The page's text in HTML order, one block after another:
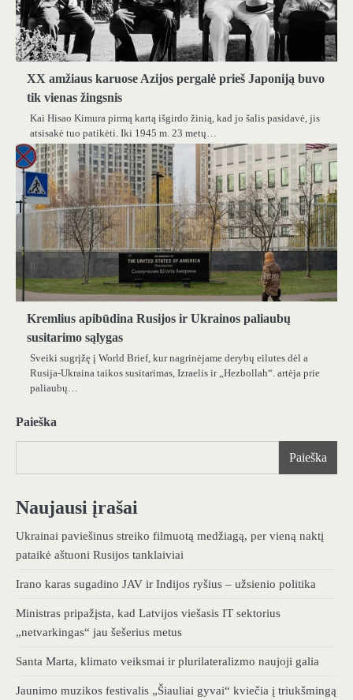
XX amžiaus karuose Azijos pergalė prieš Japoniją buvo
tik vienas žingsnis
Kai Hisao Kimura pirmą kartą išgirdo žinią, kad jo šalis pasidavė, jis
atsisakė tuo patikėti. Iki 1945 m. 23 metų…
Kremlius apibūdina Rusijos ir Ukrainos paliaubų
susitarimo sąlygas
Sveiki sugrįžę į World Brief, kur nagrinėjame derybų eilutes dėl a
Rusija-Ukraina taikos susitarimas, Izraelis ir „Hezbollah“. artėja prie
paliaubų…
Paieška
Paieška
Naujausi įrašai
Ukrainai paviešinus streiko filmuotą medžiagą, per vieną naktį
pataikė aštuoni Rusijos tanklaiviai
Irano karas sugadino JAV ir Indijos ryšius – užsienio politika
Ministras pripažįsta, kad Latvijos viešasis IT sektorius
„netvarkingas“ jau šešerius metus
Santa Marta, klimato veiksmai ir plurilateralizmo naujoji galia
Jaunimo muzikos festivalis „Šiauliai gyvai“ kviečia į triukšmingą